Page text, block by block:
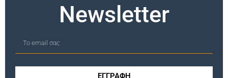
Newsletter
ΕΓΓΡΑΦΗ